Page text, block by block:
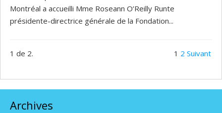
Montréal a accueilli Mme Roseann O’Reilly Runte
présidente-directrice générale de la Fondation...
1 de 2. 1 2 Suivant
Archives